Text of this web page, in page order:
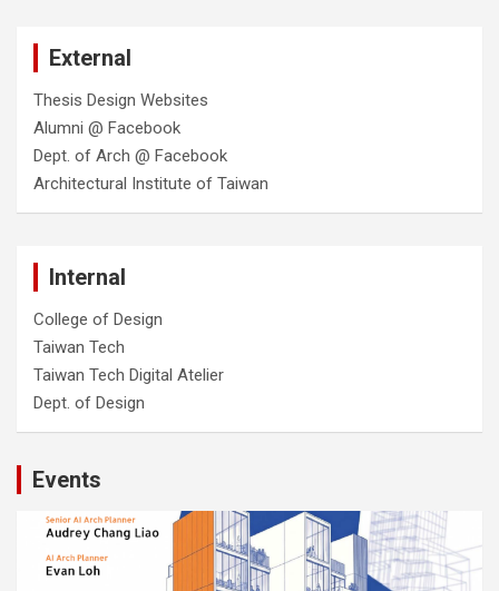
External
Thesis Design Websites
Alumni @ Facebook
Dept. of Arch @ Facebook
Architectural Institute of Taiwan
Internal
College of Design
Taiwan Tech
Taiwan Tech Digital Atelier
Dept. of Design
Events